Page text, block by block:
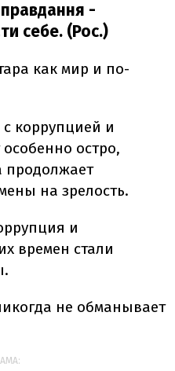
-
себе. (Рос.)
как мир и по-
коррупцией и
остро,
продолжает
на зрелость.
и
времен стали
не обманывает